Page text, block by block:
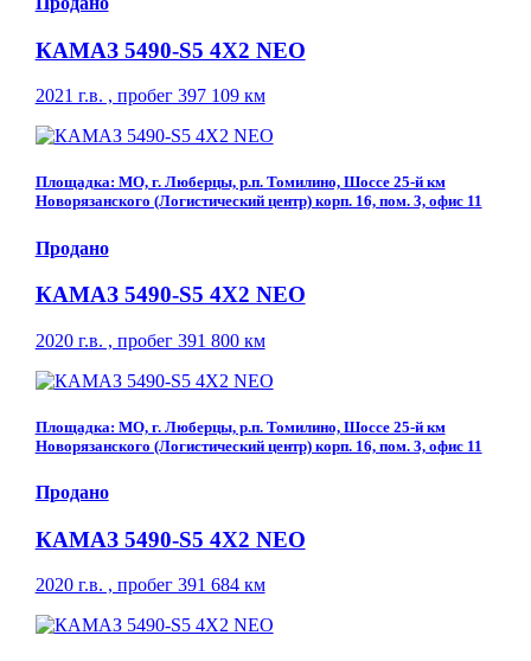
КАМАЗ 5490-S5 4Х2 NEO
2021 г.в. , пробег 397 109 км
Площадка: МО, г. Люберцы, р.п. Томилино, Шоссе 25-й км
Новорязанского (Логистический центр) корп. 16, пом. 3, офис 11
Продано
КАМАЗ 5490-S5 4Х2 NEO
2020 г.в. , пробег 391 800 км
Площадка: МО, г. Люберцы, р.п. Томилино, Шоссе 25-й км
Новорязанского (Логистический центр) корп. 16, пом. 3, офис 11
Продано
КАМАЗ 5490-S5 4Х2 NEO
2020 г.в. , пробег 391 684 км